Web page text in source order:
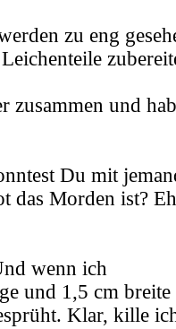
zu eng
zusammen und
Du mit
das Morden ist?
wenn ich
und 1,5 cm
Klar, kille